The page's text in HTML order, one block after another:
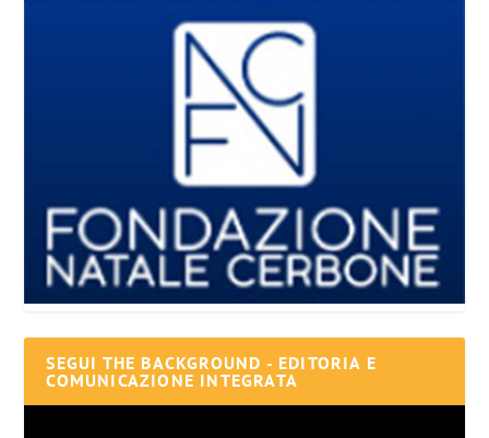
SEGUI THE BACKGROUND - EDITORIA E
COMUNICAZIONE INTEGRATA